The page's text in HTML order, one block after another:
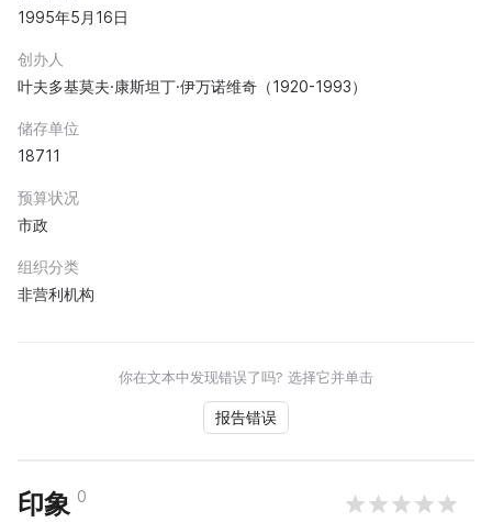
1995年5月16日
创办人
叶夫多基莫夫·康斯坦丁·伊万诺维奇（1920-1993）
储存单位
18711
预算状况
市政
组织分类
非营利机构
你在文本中发现错误了吗? 选择它并单击
报告错误
印象 0